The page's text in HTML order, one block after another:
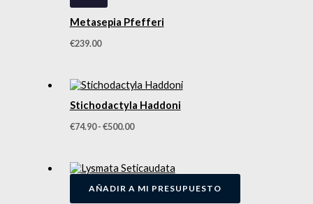
Metasepia Pfefferi
€239.00
Stichodactyla Haddoni
€74.90 -€500.00
AÑADIR A MI PRESUPUESTO